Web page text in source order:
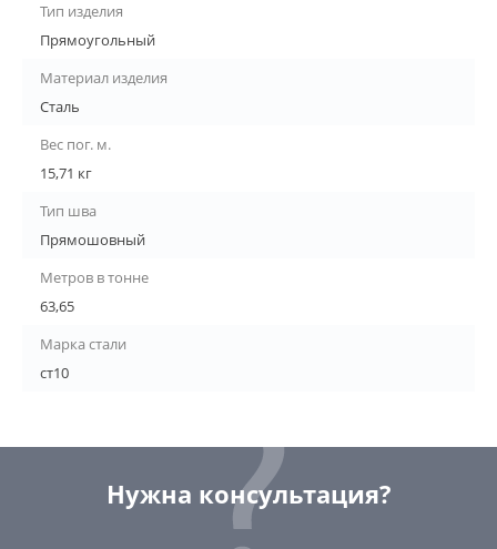
Тип изделия
Прямоугольный
Материал изделия
Сталь
Вес пог. м.
15,71 кг
Тип шва
Прямошовный
Метров в тонне
63,65
Марка стали
ст10
Нужна консультация?